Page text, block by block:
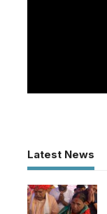
Latest News